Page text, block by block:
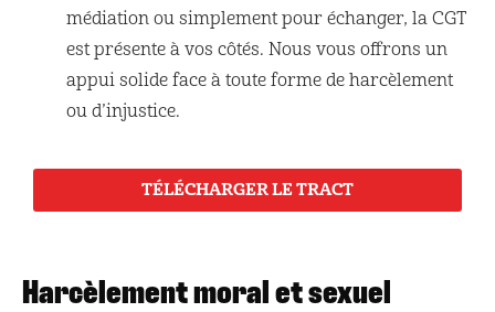
médiation ou simplement pour échanger, la CGT
est présente à vos côtés. Nous vous offrons un
appui solide face à toute forme de harcèlement
ou d’injustice.
TÉLÉCHARGER LE TRACT
Harcèlement moral et sexuel